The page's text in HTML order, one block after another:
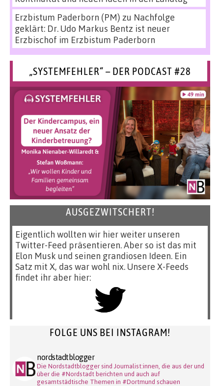
Erzbistum Paderborn (PM) zu Nachfolge
geklärt: Dr. Udo Markus Bentz ist neuer
Erzbischof im Erzbistum Paderborn
„SYSTEMFEHLER“ – DER PODCAST #28
AUSGEZWITSCHERT!
Eigentlich wollten wir hier weiter unseren
Twitter-Feed präsentieren. Aber so ist das mit
Elon Musk und seinen grandiosen Ideen. Ein
Satz mit X, das war wohl nix. Unsere X-Feeds
findet ihr aber hier:
FOLGE UNS BEI INSTAGRAM!
nordstadtblogger
Die Nordstadtblogger sind Journalist:innen, die aus der und
über die #Nordstadt berichten und auch auf
gesamtstädtische Themen in #Dortmund schauen